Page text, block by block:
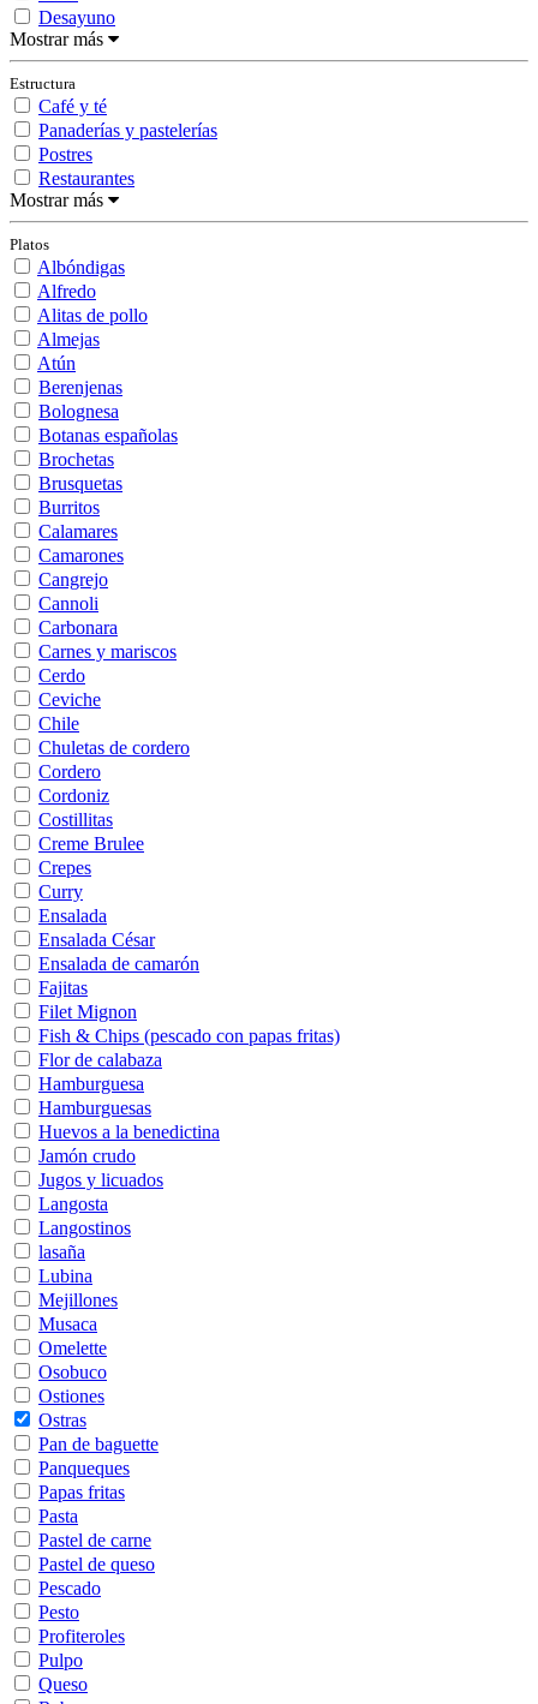
Desayuno
Mostrar más
Estructura
Café y té
Panaderías y pastelerías
Postres
Restaurantes
Mostrar más
Platos
Albóndigas
Alfredo
Alitas de pollo
Almejas
Atún
Berenjenas
Bolognesa
Botanas españolas
Brochetas
Brusquetas
Burritos
Calamares
Camarones
Cangrejo
Cannoli
Carbonara
Carnes y mariscos
Cerdo
Ceviche
Chile
Chuletas de cordero
Cordero
Cordoniz
Costillitas
Creme Brulee
Crepes
Curry
Ensalada
Ensalada César
Ensalada de camarón
Fajitas
Filet Mignon
Fish & Chips (pescado con papas fritas)
Flor de calabaza
Hamburguesa
Hamburguesas
Huevos a la benedictina
Jamón crudo
Jugos y licuados
Langosta
Langostinos
lasaña
Lubina
Mejillones
Musaca
Omelette
Osobuco
Ostiones
Ostras
Pan de baguette
Panqueques
Papas fritas
Pasta
Pastel de carne
Pastel de queso
Pescado
Pesto
Profiteroles
Pulpo
Queso